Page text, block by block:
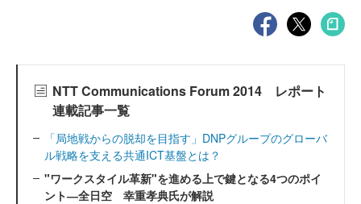
NTT Communications Forum 2014 レポート
連載記事一覧
「局地戦からの脱却を目指す」DNPグループのグローバ
ル戦略を支える共通ICT基盤とは？
"ワークスタイル革新"を進める上で鍵となる4つのポイ
ント―全日空 幸重孝典氏が解説